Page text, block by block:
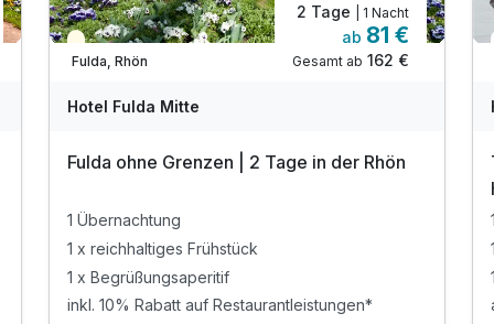
Teilweise ausgelastet
Fulda, Rhön
2 Tage | 1 Nacht
ab 81 €
Gesamt ab 162 €
Hotel Fulda Mitte
Fulda ohne Grenzen | 2 Tage in der Rhön
1 Übernachtung
1 x reichhaltiges Frühstück
1 x Begrüßungsaperitif
inkl. 10% Rabatt auf Restaurantleistungen*